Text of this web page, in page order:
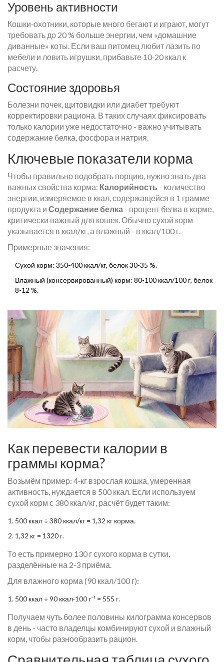
Уровень активности
Кошки‑охотники, которые много бегают и играют, могут
требовать до 20 % больше энергии, чем «домашние
диванные» коты. Если ваш питомец любит лазить по
мебели и ловить игрушки, прибавьте 10‑20 ккал к
расчету.
Состояние здоровья
Болезни почек, щитовидки или диабет требуют
корректировки рациона. В таких случаях фиксировать
только калории уже недостаточно - важно учитывать
содержание белка, фосфора и натрия.
Ключевые показатели корма
Чтобы правильно подобрать порцию, нужно знать два
важных свойства корма: Калорийность - количество
энергии, измеряемое в ккал, содержащейся в 1 грамме
продукта и Содержание белка - процент белка в корме,
критически важный для кошек. Обычно сухой корм
указывается в ккал/кг, а влажный - в ккал/100 г.
Примерные значения:
Сухой корм: 350-400 ккал/кг, белок 30-35 %.
Влажный (консервированный) корм: 80-100 ккал/100 г, белок
8-12 %.
Как перевести калории в
граммы корма?
Возьмём пример: 4‑кг взрослая кошка, умеренная
активность, нуждается в 500 ккал. Если используем
сухой корм с 380 ккал/кг, расчёт будет таким:
500 ккал ÷ 380 ккал/кг = 1,32 кг корма.
1,32 кг = 1320 г.
То есть примерно 130 г сухого корма в сутки,
разделённые на 2‑3 приёма.
Для влажного корма (90 ккал/100 г):
500 ккал ÷ 90 ккал·100 г⁻¹ = 555 г.
Получаем чуть более половины килограмма консервов
в день - часто владелцы комбинируют сухой и влажный
корм, чтобы разнообразить рацион.